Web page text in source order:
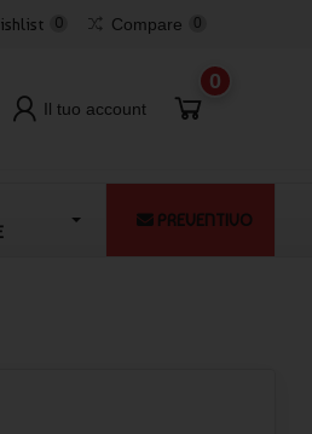
0 Compare 0
Il tuo account
0
PREVENTIVO